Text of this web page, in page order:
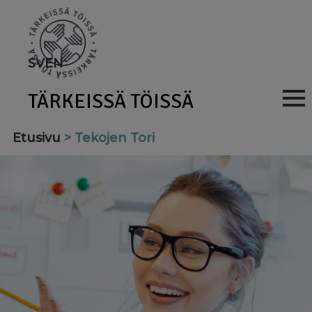
main
content
SVEN
TÄRKEISSÄ TÖISSÄ
i
n
n
a
v
i
Etusivu Tekojen Tori